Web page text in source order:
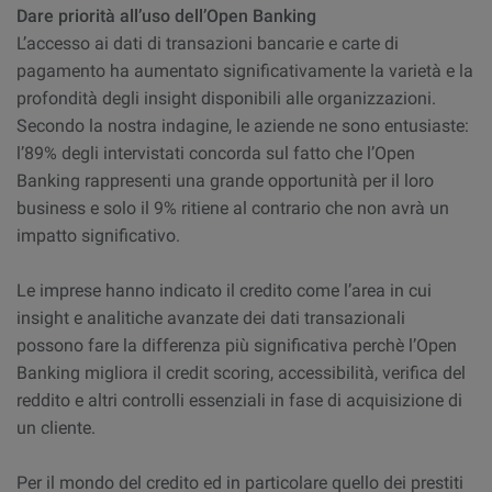
Dare priorità all’uso dell’Open Banking
L’accesso ai dati di transazioni bancarie e carte di
pagamento ha aumentato significativamente la varietà e la
profondità degli insight disponibili alle organizzazioni.
Secondo la nostra indagine, le aziende ne sono entusiaste:
l’89% degli intervistati concorda sul fatto che l’Open
Banking rappresenti una grande opportunità per il loro
business e solo il 9% ritiene al contrario che non avrà un
impatto significativo.
Le imprese hanno indicato il credito come l’area in cui
insight e analitiche avanzate dei dati transazionali
possono fare la differenza più significativa perchè l’Open
Banking migliora il credit scoring, accessibilità, verifica del
reddito e altri controlli essenziali in fase di acquisizione di
un cliente.
Per il mondo del credito ed in particolare quello dei prestiti